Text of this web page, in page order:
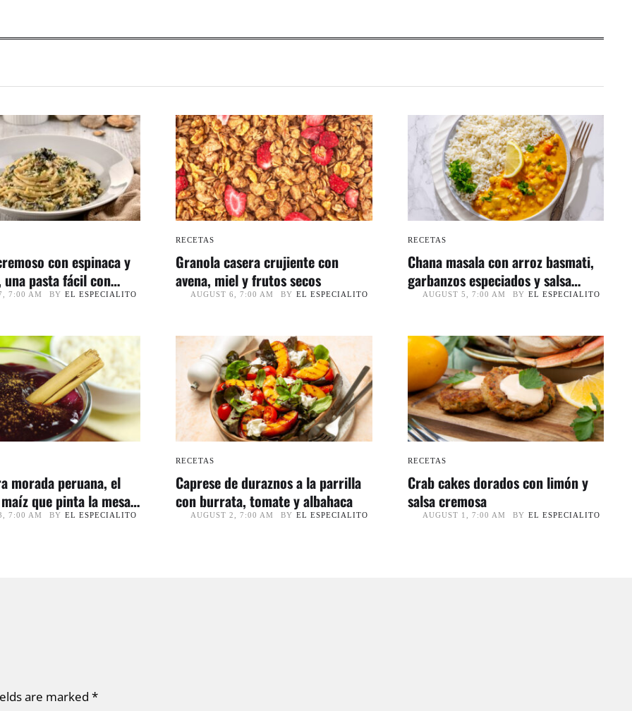
con espinaca y
una pasta fácil con
7:00 AM BY EL ESPECIALITO
RECETAS
Granola casera crujiente con
avena, miel y frutos secos
AUGUST 6, 7:00 AM BY EL ESPECIALITO
RECETAS
Chana masala con arroz basmati,
garbanzos especiados y salsa
cremosa
AUGUST 5, 7:00 AM BY EL ESPECIALITO
morada peruana, el
que pinta la mesa
7:00 AM BY EL ESPECIALITO
RECETAS
Caprese de duraznos a la parrilla
con burrata, tomate y albahaca
AUGUST 2, 7:00 AM BY EL ESPECIALITO
RECETAS
Crab cakes dorados con limón y
salsa cremosa
AUGUST 1, 7:00 AM BY EL ESPECIALITO
are marked *